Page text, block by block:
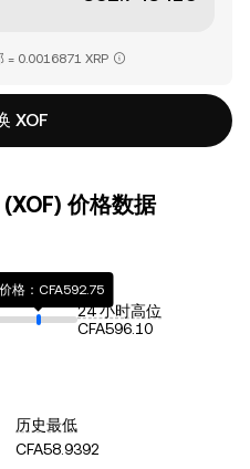
= 0.0016871 XRP
XOF
价格数据
格：CFA592.75
24 小时高位
CFA596.10
历史最低
CFA58.9392